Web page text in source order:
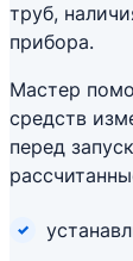
труб,
прибора.
Мастер
средств
перед